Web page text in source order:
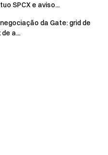
SPCX e aviso...
da Gate: grid de
a...